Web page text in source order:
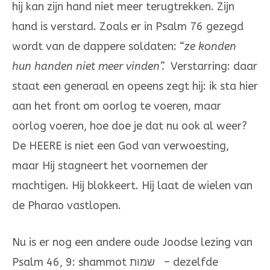
hij kan zijn hand niet meer terugtrekken. Zijn
hand is verstard. Zoals er in Psalm 76 gezegd
wordt van de dappere soldaten: “ze konden
hun handen niet meer vinden”. Verstarring: daar
staat een generaal en opeens zegt hij: ik sta hier
aan het front om oorlog te voeren, maar
oorlog voeren, hoe doe je dat nu ook al weer?
De HEERE is niet een God van verwoesting,
maar Hij stagneert het voornemen der
machtigen. Hij blokkeert. Hij laat de wielen van
de Pharao vastlopen.
Nu is er nog een andere oude Joodse lezing van
Psalm 46, 9: shammot שמות – dezelfde